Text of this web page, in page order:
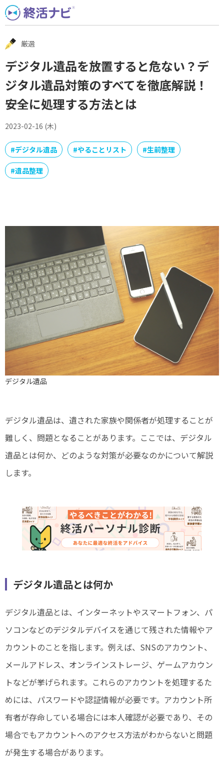
Skip
to
content
厳選
デジタル遺品を放置すると危ない？デ
ジタル遺品対策のすべてを徹底解説！
安全に処理する方法とは
2023-02-16 (木)
#デジタル遺品 #やることリスト #生前整理
#遺品整理
デジタル遺品
デジタル遺品は、遺された家族や関係者が処理することが
難しく、問題となることがあります。ここでは、デジタル
遺品とは何か、どのような対策が必要なのかについて解説
します。
デジタル遺品とは何か
デジタル遺品とは、インターネットやスマートフォン、パ
ソコンなどのデジタルデバイスを通じて残された情報やア
カウントのことを指します。例えば、SNSのアカウント、
メールアドレス、オンラインストレージ、ゲームアカウン
トなどが挙げられます。これらのアカウントを処理するた
めには、パスワードや認証情報が必要です。アカウント所
有者が存命している場合には本人確認が必要であり、その
場合でもアカウントへのアクセス方法がわからないと問題
が発生する場合があります。